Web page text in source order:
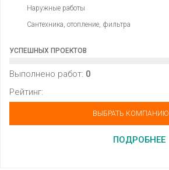
Наружные работы
Сантехника, отопление, фильтра
УСПЕШНЫХ ПРОЕКТОВ
Выполнено работ: 0
Рейтинг:
ВЫБРАТЬ КОМПАНИЮ
ПОДРОБНЕЕ